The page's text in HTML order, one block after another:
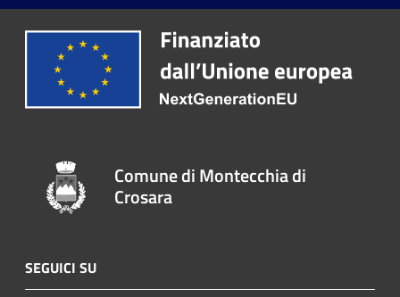
Comune di Montecchia di
Crosara
SEGUICI SU